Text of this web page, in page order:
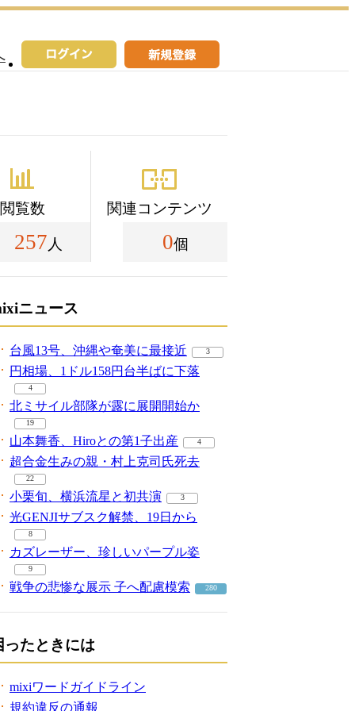
閲覧数
257 人
関連コンテンツ
0個
ニュース
台風13号、沖縄や奄美に最接近 3
円相場、1ドル158円台半ばに下落
4
北ミサイル部隊が露に展開開始か
19
山本舞香、Hiroとの第1子出産 4
超合金生みの親・村上克司氏死去
22
小栗旬、横浜流星と初共演 3
光GENJIサブスク解禁、19日から
8
カズレーザー、珍しいパープル姿
9
戦争の悲惨な展示 子へ配慮模索 280
ったときには
mixiワードガイドライン
規約違反の通報